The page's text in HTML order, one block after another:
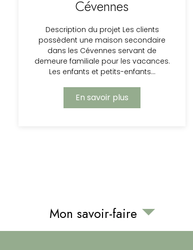
Cévennes
Description du projet Les clients
possèdent une maison secondaire
dans les Cévennes servant de
demeure familiale pour les vacances.
Les enfants et petits-enfants…
En savoir plus
Mon savoir-faire